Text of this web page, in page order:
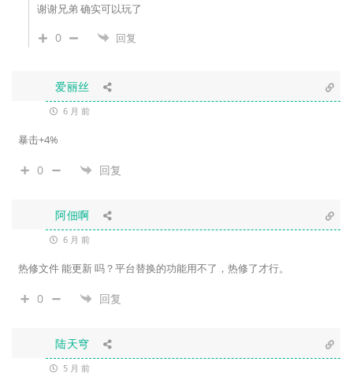
谢谢兄弟 确实可以玩了
0 回复
爱丽丝
6 月 前
暴击+4%
0 回复
阿佃啊
6 月 前
热修文件 能更新 吗？平台替换的功能用不了，热修了才行。
0 回复
陆天穹
5 月 前